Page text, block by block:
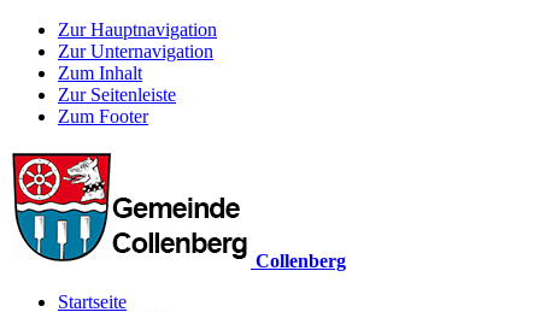
Zur Hauptnavigation
Zur Unternavigation
Zum Inhalt
Zur Seitenleiste
Zum Footer
Collenberg
Startseite